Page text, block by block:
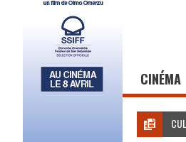
CINÉMA